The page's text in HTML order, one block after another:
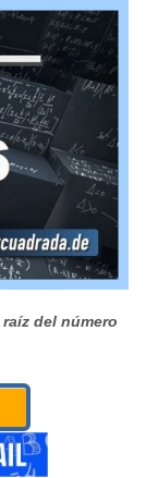
del número